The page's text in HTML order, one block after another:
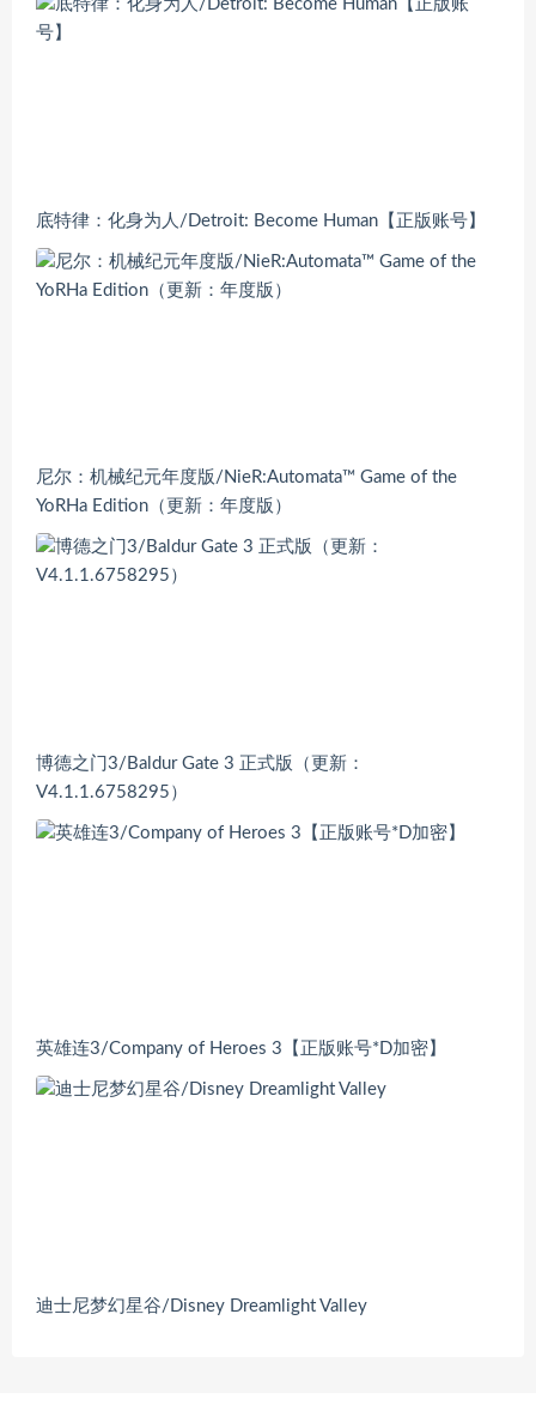
底特律：化身为人/Detroit: Become Human【正版账号】
尼尔：机械纪元年度版/NieR:Automata™ Game of the
YoRHa Edition（更新：年度版）
博德之门3/Baldur Gate 3 正式版（更新：
V4.1.1.6758295）
英雄连3/Company of Heroes 3【正版账号*D加密】
迪士尼梦幻星谷/Disney Dreamlight Valley